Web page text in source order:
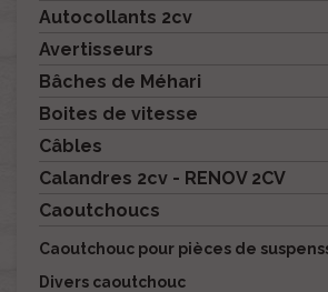
Autocollants 2cv
Avertisseurs
Bâches de Méhari
Boites de vitesse
Câbles
Calandres 2cv - RENOV 2CV
Caoutchoucs
Caoutchouc pour pièces de
Divers caoutchouc